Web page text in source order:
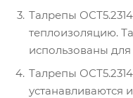
Талрепы
теплоизоляцию.
использованы
Талрепы
устанавливаются